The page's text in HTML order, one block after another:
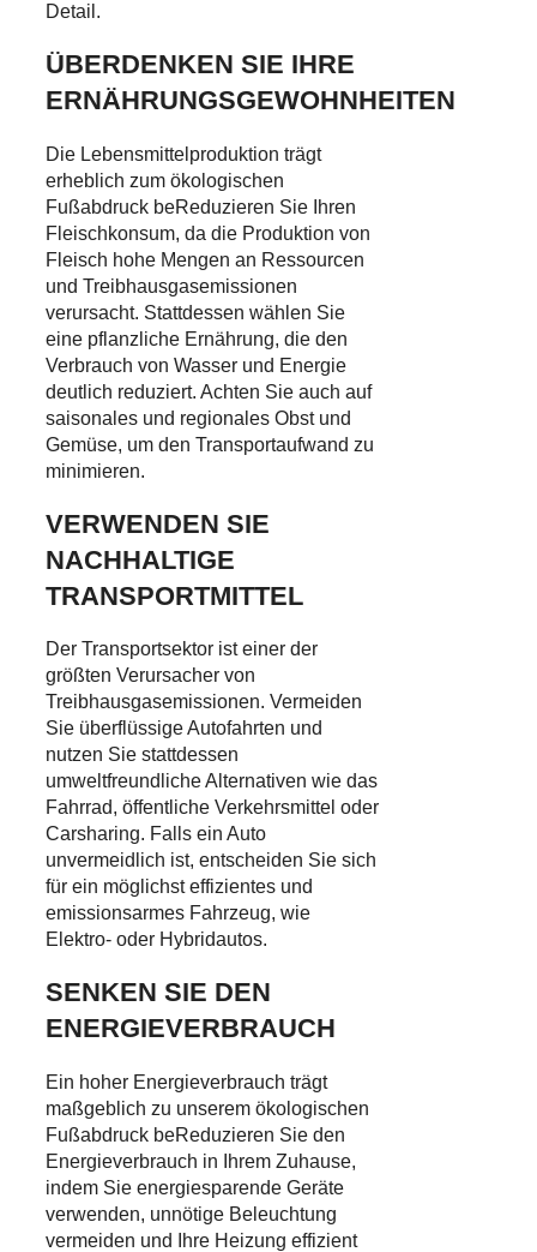
Detail.
ÜBERDENKEN SIE IHRE
ERNÄHRUNGSGEWOHNHEITEN
Die Lebensmittelproduktion trägt
erheblich zum ökologischen
Fußabdruck beReduzieren Sie Ihren
Fleischkonsum, da die Produktion von
Fleisch hohe Mengen an Ressourcen
und Treibhausgasemissionen
verursacht. Stattdessen wählen Sie
eine pflanzliche Ernährung, die den
Verbrauch von Wasser und Energie
deutlich reduziert. Achten Sie auch auf
saisonales und regionales Obst und
Gemüse, um den Transportaufwand zu
minimieren.
VERWENDEN SIE
NACHHALTIGE
TRANSPORTMITTEL
Der Transportsektor ist einer der
größten Verursacher von
Treibhausgasemissionen. Vermeiden
Sie überflüssige Autofahrten und
nutzen Sie stattdessen
umweltfreundliche Alternativen wie das
Fahrrad, öffentliche Verkehrsmittel oder
Carsharing. Falls ein Auto
unvermeidlich ist, entscheiden Sie sich
für ein möglichst effizientes und
emissionsarmes Fahrzeug, wie
Elektro- oder Hybridautos.
SENKEN SIE DEN
ENERGIEVERBRAUCH
Ein hoher Energieverbrauch trägt
maßgeblich zu unserem ökologischen
Fußabdruck beReduzieren Sie den
Energieverbrauch in Ihrem Zuhause,
indem Sie energiesparende Geräte
verwenden, unnötige Beleuchtung
vermeiden und Ihre Heizung effizient